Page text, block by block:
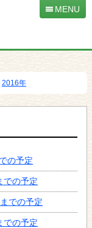
MENU
2016年
の予定
での予定
での予定
での予定